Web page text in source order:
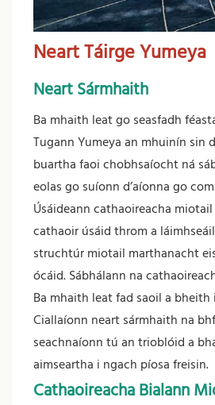
Neart Táirge Yumeya
Neart Sármhaith
Ba mhaith leat go seasfadh
Tugann Yumeya an mhuinín
buartha faoi chobhsaíocht ná
eolas go suíonn d’aíonna go
Úsáideann cathaoireacha
cathaoir úsáid throm a
struchtúr miotail marthanacht
ócáid. Sábhálann na
Ba mhaith leat fad saoil a
Ciallaíonn neart sármhaith na
seachnaíonn tú an trioblóid a
aimseartha i ngach píosa freisin.
Cathaoireacha Bialann